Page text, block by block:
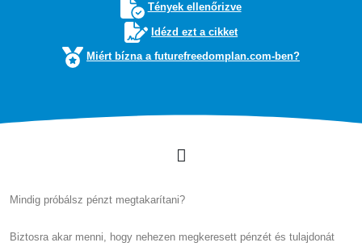
Tények ellenőrizve
Idézd ezt a cikket
Miért bízna a futurefreedomplan.com-ben?
Mindig próbálsz pénzt megtakarítani?
Biztosra akar menni, hogy nehezen megkeresett pénzét és tulajdonát